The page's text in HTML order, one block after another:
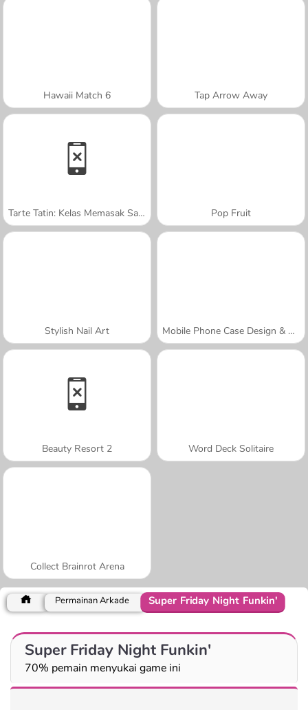
Hawaii Match 6 Tap Arrow Away
Tarte Tatin: Kelas Memasak Sara Pop Fruit
Stylish Nail Art Mobile Phone Case Design & DIY
Beauty Resort 2 Word Deck Solitaire
Collect Brainrot Arena
Permainan Arkade Super Friday Night Funkin'
Super Friday Night Funkin'
70% pemain menyukai game ini